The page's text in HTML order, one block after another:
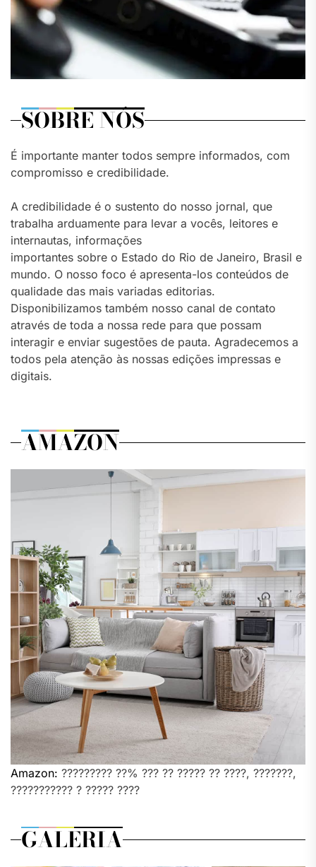
SOBRE NÓS
É importante manter todos sempre informados, com
compromisso e credibilidade.
A credibilidade é o sustento do nosso jornal, que
trabalha arduamente para levar a vocês, leitores e
internautas, informações
importantes sobre o Estado do Rio de Janeiro, Brasil e
mundo. O nosso foco é apresenta-los conteúdos de
qualidade das mais variadas editorias.
Disponibilizamos também nosso canal de contato
através de toda a nossa rede para que possam
interagir e enviar sugestões de pauta. Agradecemos a
todos pela atenção às nossas edições impressas e
digitais.
AMAZON
Amazon: ????????? ??% ??? ?? ????? ?? ????, ???????,
??????????? ? ????? ????
GALERIA